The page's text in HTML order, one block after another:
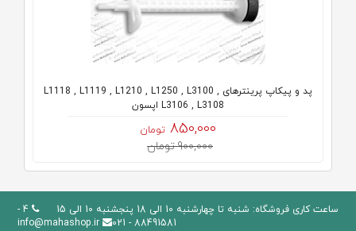
پد و پیکاپ پرینترهای L1118 , L1119 , L1210 , L1250 , L3100 ,
L3106 , L3108 اپسون
850,000 تومان
900,000 تومان
ساعت کاری فروشگاه: شنبه تا چهارشنبه 10 الی 18 پنجشنبه 10 الی 15
4 -
88491581 - 021
info@mahashop.ir